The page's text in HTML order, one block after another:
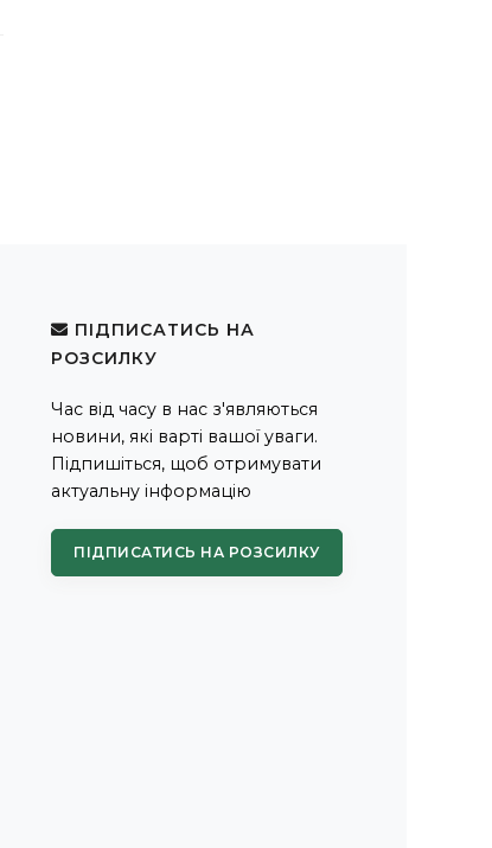
ПІДПИСАТИСЬ НА
РОЗСИЛКУ
Час від часу в нас з'являються
новини, які варті вашої уваги.
Підпишіться, щоб отримувати
актуальну інформацію
ПІДПИСАТИСЬ НА РОЗСИЛКУ